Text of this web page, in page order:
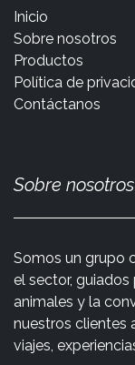
Inicio
Sobre nosotros
Productos
Política de
Contáctanos
Sobre nosotros
Somos un grupo
el sector,
animales y la
nuestros clientes
viajes,